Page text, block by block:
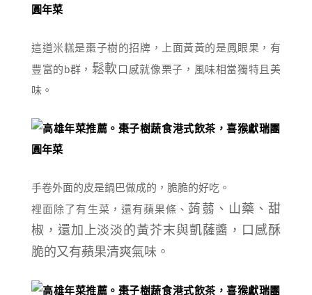
這道米糕是棗子樹的招牌，上面黃黃的是鳳眼果，有
豐富的b群， 鬆軟 口感就像栗子，風味相當獨特且美
味。
手卷外面的皮是鍋巴做成的，脆脆的好吃。
裡面除了有生菜，還有蘋果條、 蒟蒻、山藥、甜
椒，還加上淡淡的黃芥末與凱薩醬，口感酥
脆的又有蘋果清爽氣味。